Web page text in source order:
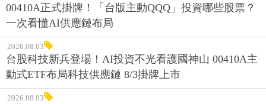
00410A正式掛牌！「台版主動QQQ」投資哪些股票？
一次看懂AI供應鏈布局
2026.08.03
台股科技新兵登場！AI投資不光看護國神山 00410A主
動式ETF布局科技供應鏈 8/3掛牌上市
2026.08.03